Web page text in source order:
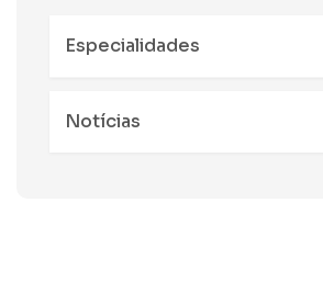
Especialidades
Notícias